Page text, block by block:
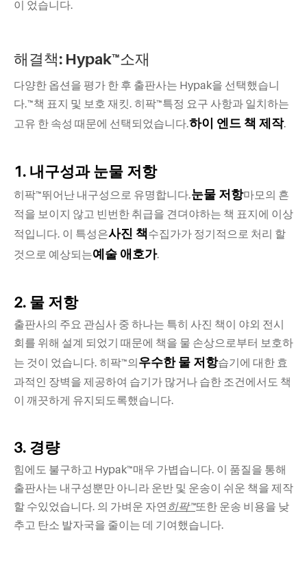
이 었습니다.
해결책: Hypak™소재
다양한 옵션을 평가 한 후 출판사는 Hypak을 선택했습니
다.™책 표지 및 보호 재킷. 히팍™특정 요구 사항과 일치하는
고유 한 속성 때문에 선택되었습니다.하이 엔드 책 제작.
1. 내구성과 눈물 저항
히팍™뛰어난 내구성으로 유명합니다.눈물 저항마모의 흔
적을 보이지 않고 빈번한 취급을 견뎌야하는 책 표지에 이상
적입니다. 이 특성은사진 책수집가가 정기적으로 처리 할
것으로 예상되는예술 애호가.
2. 물 저항
출판사의 주요 관심사 중 하나는 특히 사진 책이 야외 전시
회를 위해 설계 되었기 때문에 책을 물 손상으로부터 보호하
는 것이 었습니다. 히팍™의우수한 물 저항습기에 대한 효
과적인 장벽을 제공하여 습기가 많거나 습한 조건에서도 책
이 깨끗하게 유지되도록했습니다.
3. 경량
힘에도 불구하고 Hypak™매우 가볍습니다. 이 품질을 통해
출판사는 내구성뿐만 아니라 운반 및 운송이 쉬운 책을 제작
할 수있었습니다. 의 가벼운 자연 히팍™또한 운송 비용을 낮
추고 탄소 발자국을 줄이는 데 기여했습니다.